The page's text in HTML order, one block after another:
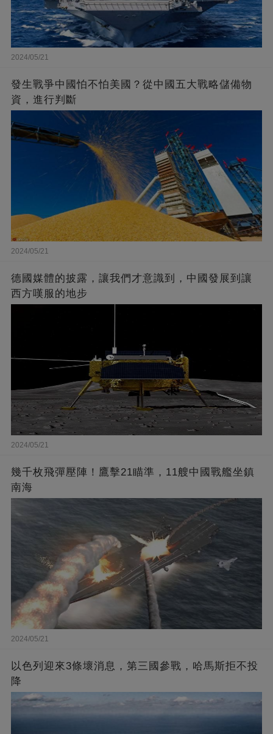
2024/05/21
發生戰爭中國怕不怕美國？從中國五大戰略儲備物
資，進行判斷
2024/05/21
德國媒體的披露，讓我們才意識到，中國發展到讓
西方嘆服的地步
2024/05/21
幾千枚飛彈壓陣！鷹擊21瞄準，11艘中國戰艦坐鎮
南海
2024/05/21
以色列迎來3條壞消息，第三國參戰，哈馬斯拒不投
降